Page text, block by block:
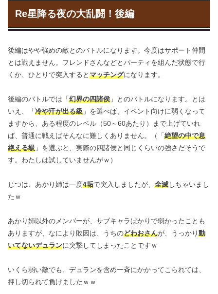
Re星降る夜の大乱闘！後編
後編はやや強めの敵とのバトルになります。今度はサポート仲間
とは戦えません。フレンドさんなどとパーティを組んだ状態で行
くか、ひとりで突入するとマッチングになります。
後編のバトルでは「幻界の四諸侯 」とのバトルになります。とは
いえ、「冷や汗が出る級 」を選べば、イベント向けに弱くなって
ますから、ある程度のレベル（50～60あたり）まで上げていれ
ば、普通に戦えばそんなに難しくありません。（「絶望の中で息
絶える級 」を選ぶと、実際の四諸侯と同じくらいの強さだそうで
す。わたしは試していませんがｗ）
じつは、あかり姉は一度4垢で突入しましたが、 全滅しちゃいまし
たｗ
あかり姉以外のメンバーが、サブキャラばかりで弱かったことも
ありますが、なにより敗因は、うちのどわおさんが、うっかり動
いてないデュランに突撃してしまったことですｗ
いくら弱い敵でも、デュランを含め一斉にかかってこられては、
押し切られて負けましたｗｗ